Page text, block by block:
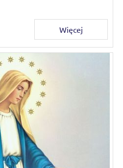
Więcej